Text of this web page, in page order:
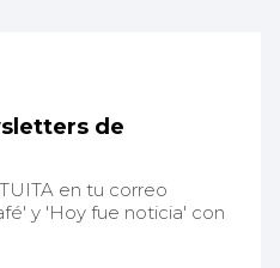
de
en tu correo
y 'Hoy fue noticia' con